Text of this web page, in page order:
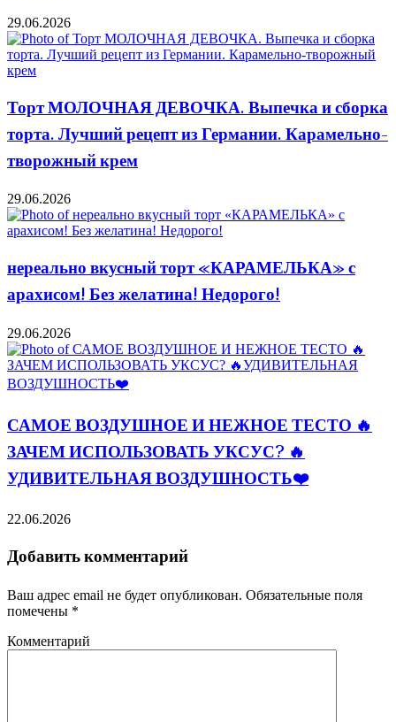
29.06.2026
Торт МОЛОЧНАЯ ДЕВОЧКА. Выпечка и сборка
торта. Лучший рецепт из Германии. Карамельно-
творожный крем
29.06.2026
нереально вкусный торт «КАРАМЕЛЬКА» с
арахисом! Без желатина! Недорого!
29.06.2026
САМОЕ ВОЗДУШНОЕ И НЕЖНОЕ ТЕСТО 🔥
ЗАЧЕМ ИСПОЛЬЗОВАТЬ УКСУС? 🔥
УДИВИТЕЛЬНАЯ ВОЗДУШНОСТЬ❤️
22.06.2026
Добавить комментарий
Ваш адрес email не будет опубликован. Обязательные поля
помечены *
Комментарий